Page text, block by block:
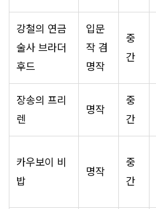
강철의 연금
술사 브라더
후드
입문
작 겸
명작
중
간
장송의 프리
렌
명작
중
간
카우보이 비
밥
명작
중
간